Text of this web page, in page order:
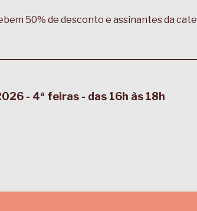
50% de desconto e assinantes da
- 4ª feiras - das 16h às 18h